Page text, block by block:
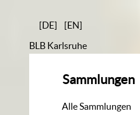
[DE]
[EN]
BLB Karlsruhe
Sammlungen
Alle Sammlungen